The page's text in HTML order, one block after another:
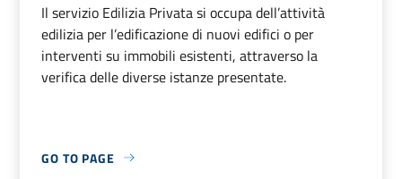
Il servizio Edilizia Privata si occupa dell’attività
edilizia per l’edificazione di nuovi edifici o per
interventi su immobili esistenti, attraverso la
verifica delle diverse istanze presentate.
GO TO PAGE